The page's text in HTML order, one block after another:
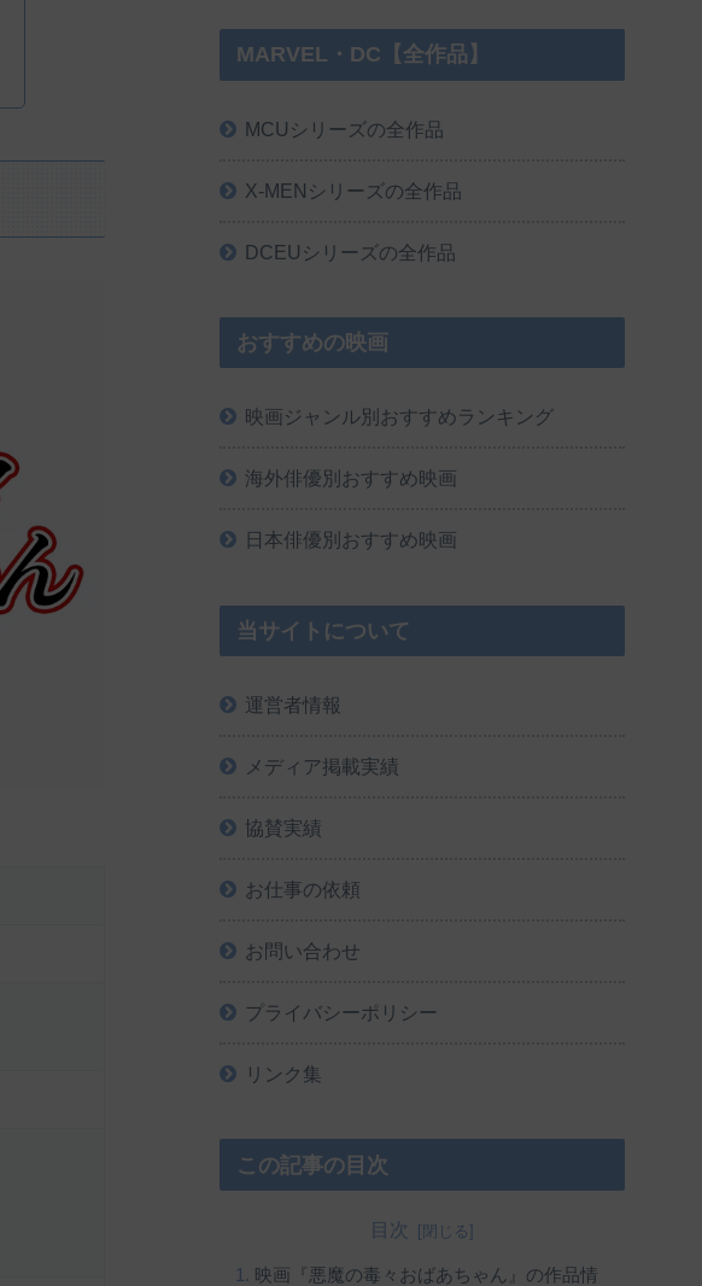
MARVEL・DC【全作品】
MCUシリーズの全作品
X-MENシリーズの全作品
DCEUシリーズの全作品
おすすめの映画
映画ジャンル別おすすめランキング
海外俳優別おすすめ映画
日本俳優別おすすめ映画
当サイトについて
運営者情報
メディア掲載実績
協賛実績
お仕事の依頼
お問い合わせ
プライバシーポリシー
リンク集
この記事の目次
目次
映画『悪魔の毒々おばあちゃん』の作品情